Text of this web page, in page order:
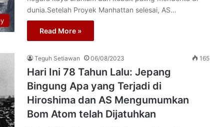
dunia.Setelah Proyek Manhattan selesai, AS…
Read More »
Teguh Setiawan 06/08/2023 165
Hari Ini 78 Tahun Lalu: Jepang
Bingung Apa yang Terjadi di
Hiroshima dan AS Mengumumkan
Bom Atom telah Dijatuhkan